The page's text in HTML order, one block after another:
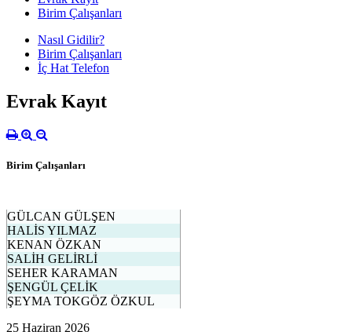
Birim Çalışanları
Nasıl Gidilir?
Birim Çalışanları
İç Hat Telefon
Evrak Kayıt
Birim Çalışanları
GÜLCAN GÜLŞEN
HALİS YILMAZ
KENAN ÖZKAN
SALİH GELİRLİ
SEHER KARAMAN
ŞENGÜL ÇELİK
ŞEYMA TOKGÖZ ÖZKUL
25 Haziran 2026